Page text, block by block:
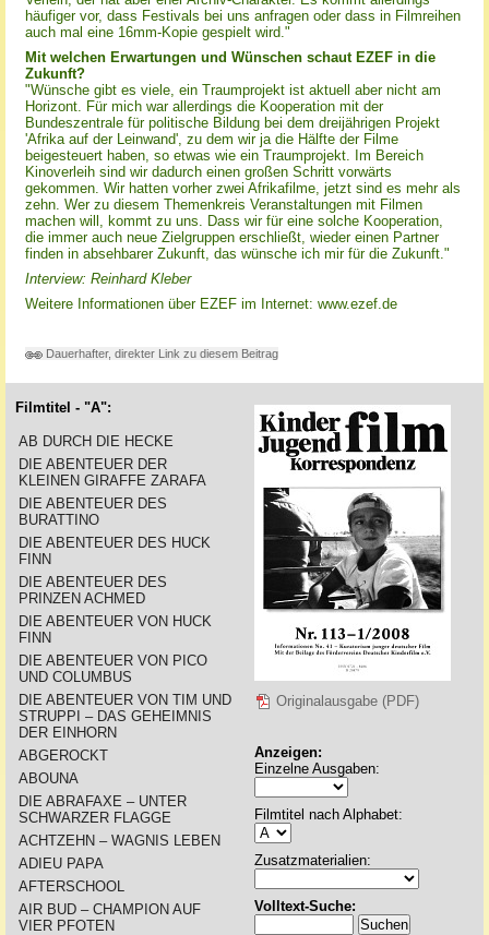
häufiger vor, dass Festivals bei uns anfragen oder dass in Filmreihen
auch mal eine 16mm-Kopie gespielt wird."
Mit welchen Erwartungen und Wünschen schaut EZEF in die
Zukunft?
"Wünsche gibt es viele, ein Traumprojekt ist aktuell aber nicht am
Horizont. Für mich war allerdings die Kooperation mit der
Bundeszentrale für politische Bildung bei dem dreijährigen Projekt
'Afrika auf der Leinwand', zu dem wir ja die Hälfte der Filme
beigesteuert haben, so etwas wie ein Traumprojekt. Im Bereich
Kinoverleih sind wir dadurch einen großen Schritt vorwärts
gekommen. Wir hatten vorher zwei Afrikafilme, jetzt sind es mehr als
zehn. Wer zu diesem Themenkreis Veranstaltungen mit Filmen
machen will, kommt zu uns. Dass wir für eine solche Kooperation,
die immer auch neue Zielgruppen erschließt, wieder einen Partner
finden in absehbarer Zukunft, das wünsche ich mir für die Zukunft."
Interview: Reinhard Kleber
Weitere Informationen über EZEF im Internet: www.ezef.de
Dauerhafter, direkter Link zu diesem Beitrag
Filmtitel - "A":
AB DURCH DIE HECKE
DIE ABENTEUER DER
KLEINEN GIRAFFE ZARAFA
DIE ABENTEUER DES
BURATTINO
DIE ABENTEUER DES HUCK
FINN
DIE ABENTEUER DES
PRINZEN ACHMED
DIE ABENTEUER VON HUCK
FINN
DIE ABENTEUER VON PICO
UND COLUMBUS
DIE ABENTEUER VON TIM UND
STRUPPI – DAS GEHEIMNIS
DER EINHORN
ABGEROCKT
ABOUNA
DIE ABRAFAXE – UNTER
SCHWARZER FLAGGE
ACHTZEHN – WAGNIS LEBEN
ADIEU PAPA
AFTERSCHOOL
AIR BUD – CHAMPION AUF
VIER PFOTEN
Originalausgabe (PDF)
Anzeigen:
Einzelne Ausgaben:
Filmtitel nach Alphabet:
Zusatzmaterialien:
Volltext-Suche: